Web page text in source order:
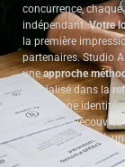
concurrence,
indépendant.Votre
la première
partenaires. Studio
uneapproche
Spécialisé dans la
quête d’une
muretain.
cohérente grâce à
région.